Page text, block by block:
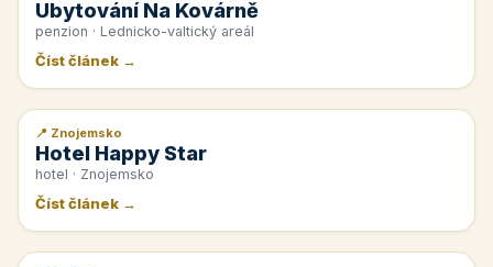
Ubytování Na Kovárně
penzion · Lednicko-valtický areál
Číst článek →
📰 PR článek
📍 Znojemsko
Hotel Happy Star
hotel · Znojemsko
Číst článek →